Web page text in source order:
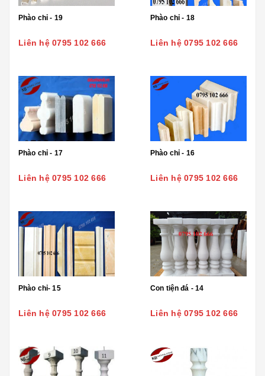
Phào chỉ - 19
Liên hệ 0795 102 666
Phào chỉ - 18
Liên hệ 0795 102 666
Phào chỉ - 17
Liên hệ 0795 102 666
Phào chỉ - 16
Liên hệ 0795 102 666
Phào chỉ- 15
Liên hệ 0795 102 666
Con tiện đá - 14
Liên hệ 0795 102 666